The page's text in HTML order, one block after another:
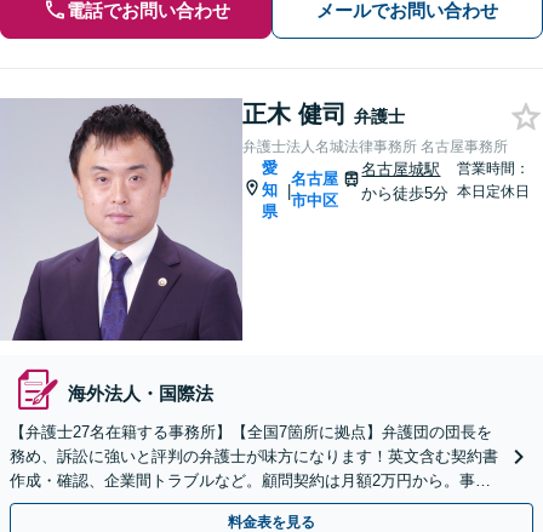
電話でお問い合わせ メールでお問い合わせ
正木 健司 弁護士
弁護士法人名城法律事務所 名古屋事務所
愛
知
県
|
名古屋
市中区
名古屋城駅
から徒歩5分
営業時間：
本日定休日
海外法人・国際法
【弁護士27名在籍する事務所】【全国7箇所に拠点】弁護団の団長を
務め、訴訟に強いと評判の弁護士が味方になります！英文含む契約書
作成・確認、企業間トラブルなど。顧問契約は月額2万円から。事業
成長を法的側面より支援いたします【ビデオ面談可】
料金表を見る